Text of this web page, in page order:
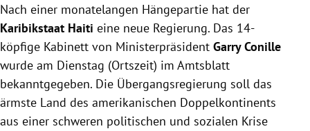
Untermenü
Untermenü
Nach einer monatelangen Hängepartie hat der
Karibikstaat Haiti eine neue Regierung. Das 14-
köpfige Kabinett von Ministerpräsident Garry Conille
wurde am Dienstag (Ortszeit) im Amtsblatt
bekanntgegeben. Die Übergangsregierung soll das
ärmste Land des amerikanischen Doppelkontinents
aus einer schweren politischen und sozialen Krise